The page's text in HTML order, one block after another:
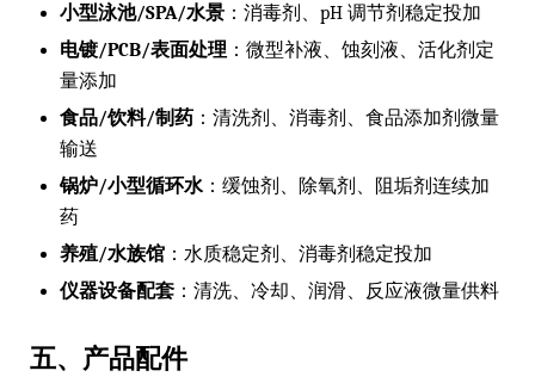
小型泳池/SPA/水景 ：消毒剂、pH 调节剂稳定投加
电镀/PCB/表面处理 ：微型补液、蚀刻液、活化剂定
量添加
食品/饮料/制药 ：清洗剂、消毒剂、食品添加剂微量
输送
锅炉/小型循环水：缓蚀剂、除氧剂、阻垢剂连续加
药
养殖/水族馆 ：水质稳定剂、消毒剂稳定投加
仪器设备配套 ：清洗、冷却、润滑、反应液微量供料
五、产品配件